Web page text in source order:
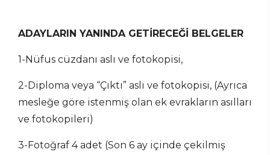
ADAYLARIN YANINDA GETİRECEĞİ BELGELER
1-Nüfus cüzdanı aslı ve fotokopisi,
2-Diploma veya “Çıktı” aslı ve fotokopisi, (Ayrıca
mesleğe göre istenmiş olan ek evrakların asılları
ve fotokopileri)
3-Fotoğraf 4 adet (Son 6 ay içinde çekilmiş